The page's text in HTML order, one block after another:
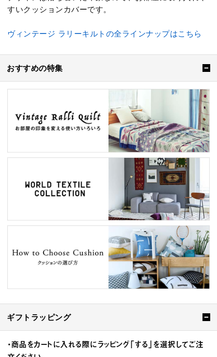
すいクッションカバーです。
ヴィンテージ ラリーキルトの全ラインナップはこちら
おすすめの特集
ギフトラッピング
・商品をカートに入れる際にラッピング「する」を選択してご注